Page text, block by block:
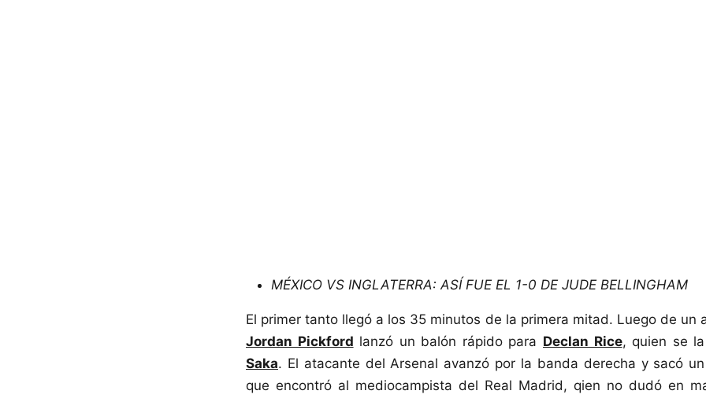
MÉXICO VS INGLATERRA: ASÍ FUE EL 1-0 DE JUDE BELLINGHAM
El primer tanto llegó a los 35 minutos de la primera mitad. Luego de un
Jordan Pickford lanzó un balón rápido para Declan Rice, quien se
Saka. El atacante del Arsenal avanzó por la banda derecha y sacó
que encontró al mediocampista del Real Madrid, qien no dudó en